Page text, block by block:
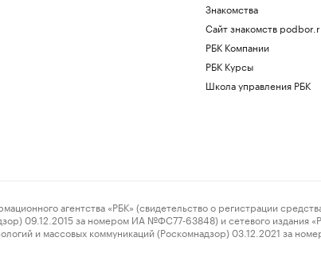
Знакомства
Сайт знакомств
РБК Компании
РБК Курсы
Школа управления РБК
агентства «РБК» (свидетельство о регистрации
09.12.2015 за номером ИА №ФС77-63848) и сетевого издания
и массовых коммуникаций (Роскомнадзор) 03.12.2021 за